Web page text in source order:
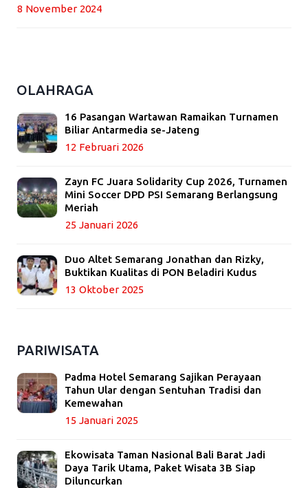
8 November 2024
OLAHRAGA
16 Pasangan Wartawan Ramaikan Turnamen
Biliar Antarmedia se-Jateng
12 Februari 2026
Zayn FC Juara Solidarity Cup 2026, Turnamen
Mini Soccer DPD PSI Semarang Berlangsung
Meriah
25 Januari 2026
Duo Altet Semarang Jonathan dan Rizky,
Buktikan Kualitas di PON Beladiri Kudus
13 Oktober 2025
PARIWISATA
Padma Hotel Semarang Sajikan Perayaan
Tahun Ular dengan Sentuhan Tradisi dan
Kemewahan
15 Januari 2025
Ekowisata Taman Nasional Bali Barat Jadi
Daya Tarik Utama, Paket Wisata 3B Siap
Diluncurkan